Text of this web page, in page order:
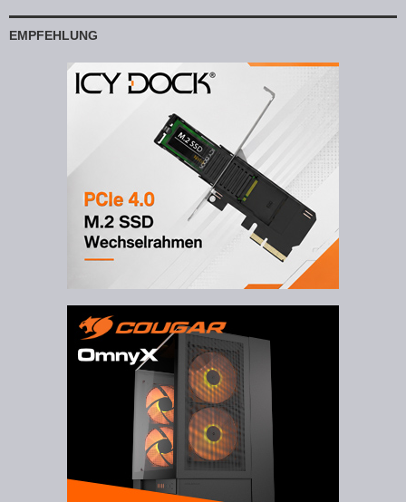
EMPFEHLUNG